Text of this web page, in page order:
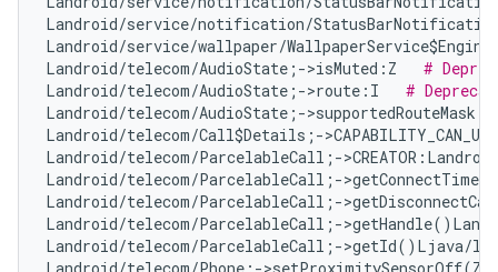
Landroid/service/notification/
Landroid/service/wallpaper/
Landroid/telecom/AudioState;->isMuted:Z #
Landroid/telecom/AudioState;->route:I #
Landroid/telecom/AudioState;-
Landroid/telecom/Call$Details;-
Landroid/telecom/ParcelableCall;-
Landroid/telecom/ParcelableCall;-
Landroid/telecom/ParcelableCall;-
Landroid/telecom/ParcelableCall;-
Landroid/telecom/ParcelableCall;-